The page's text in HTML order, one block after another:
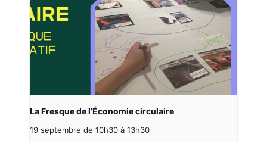
La Fresque de l’Économie circulaire
19 septembre de 10h30 à 13h30